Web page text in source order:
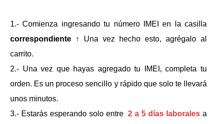
1.- Comienza ingresando tu número IMEI en la casilla
correspondiente ↑ Una vez hecho esto, agrégalo al
carrito.
2.- Una vez que hayas agregado tu IMEI, completa tu
orden. Es un proceso sencillo y rápido que solo te llevará
unos minutos.
3.- Estarás esperando solo entre 2 a 5 días laboralesa